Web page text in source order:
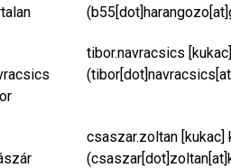
tibor.navracsics
csaszar.zoltan [kukac]